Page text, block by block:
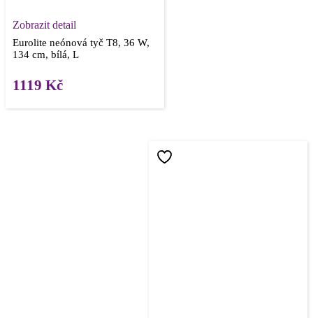
Zobrazit detail
Eurolite neónová tyč T8, 36 W,
134 cm, bílá, L
1119 Kč